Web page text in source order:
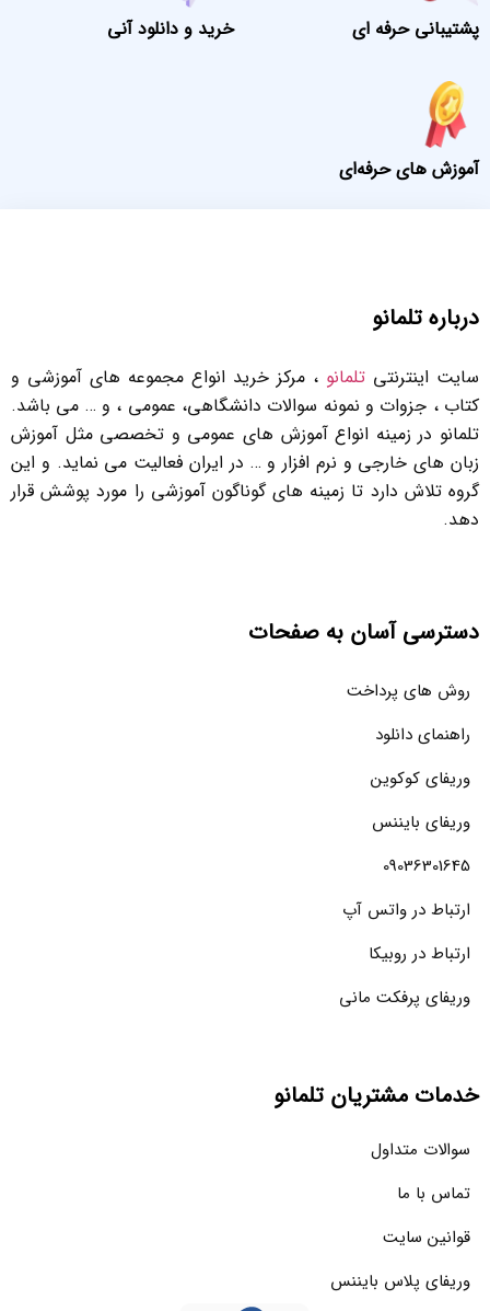
پشتیبانی حرفه ای خرید و دانلود آنی
آموزش های حرفه‌ای
درباره تلمانو
سایت اینترنتی تلمانو ، مرکز خرید انواع مجموعه های آموزشی و
کتاب ، جزوات و نمونه سوالات دانشگاهی، عمومی ، و … می باشد.
تلمانو در زمینه انواع آموزش های عمومی و تخصصی مثل آموزش
زبان های خارجی و نرم افزار و … در ایران فعالیت می نماید. و این
گروه تلاش دارد تا زمینه های گوناگون آموزشی را مورد پوشش قرار
دهد.
دسترسی آسان به صفحات
روش های پرداخت
راهنمای دانلود
وریفای کوکوین
وریفای بایننس
09036301645
ارتباط در واتس آپ
ارتباط در روبیکا
وریفای پرفکت مانی
خدمات مشتریان تلمانو
سوالات متداول
تماس با ما
قوانین سایت
وریفای پلاس بایننس